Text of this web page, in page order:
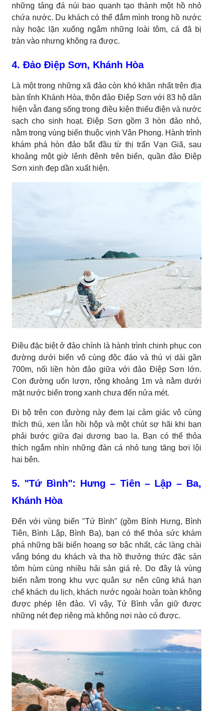
những tảng đá núi bao quanh tạo thành một hồ nhỏ
chứa nước. Du khách có thể đắm mình trong hồ nước
này hoặc lặn xuống ngắm những loài tôm, cá đã bị
tràn vào nhưng không ra được.
4. Đảo Điệp Sơn, Khánh Hòa
Là một trong những xã đảo còn khó khăn nhất trên địa
bàn tỉnh Khánh Hòa, thôn đảo Điệp Sơn với 83 hộ dân
hiện vẫn đang sống trong điều kiện thiếu điện và nước
sạch cho sinh hoạt. Điệp Sơn gồm 3 hòn đảo nhỏ,
nằm trong vùng biển thuộc vịnh Vân Phong. Hành trình
khám phá hòn đảo bắt đầu từ thị trấn Vạn Giã, sau
khoảng một giờ lênh đênh trên biển, quần đảo Điệp
Sơn xinh đẹp dần xuất hiện.
Điều đặc biệt ở đảo chính là hành trình chinh phục con
đường dưới biển vô cùng độc đáo và thú vị dài gần
700m, nối liền hòn đảo giữa với đảo Điệp Sơn lớn.
Con đường uốn lượn, rộng khoảng 1m và nằm dưới
mặt nước biển trong xanh chưa đến nửa mét.
Đi bộ trên con đường này đem lại cảm giác vô cùng
thích thú, xen lẫn hồi hộp và một chút sợ hãi khi bạn
phải bước giữa đại dương bao la. Bạn có thể thỏa
thích ngắm nhìn những đàn cá nhỏ tung tăng bơi lội
hai bên.
5. "Tứ Bình": Hưng – Tiên – Lập – Ba,
Khánh Hòa
Đến với vùng biển "Tứ Bình" (gồm Bình Hưng, Bình
Tiên, Bình Lập, Bình Ba), bạn có thể thỏa sức khám
phá những bãi biển hoang sơ bậc nhất, các làng chài
vắng bóng du khách và tha hồ thưởng thức đặc sản
tôm hùm cùng nhiều hải sản giá rẻ. Do đây là vùng
biển nằm trong khu vực quân sự nên cũng khá hạn
chế khách du lịch, khách nước ngoài hoàn toàn không
được phép lên đảo. Vì vậy, Tứ Bình vẫn giữ được
những nét đẹp riêng mà không nơi nào có được.